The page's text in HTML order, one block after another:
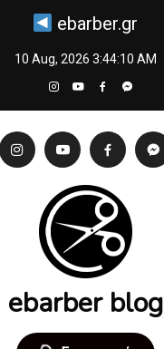
ebarber.gr
10 Aug, 2026 3:44:10 AM
ebarber blog